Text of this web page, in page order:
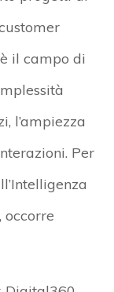
il campo di
l’ampiezza
Per